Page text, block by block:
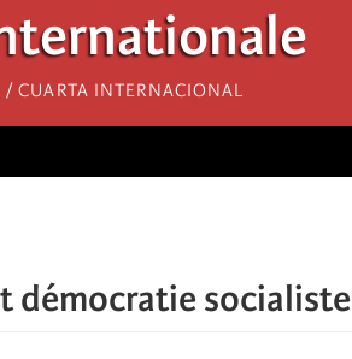
Cuarta Internacional
démocratie socialiste